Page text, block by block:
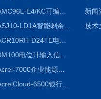
ACR10RH-D24TE电力仪表外置开口式互感器
BM100电位计输入信号隔离器
Acrel-7000企业能源管控平台
AcrelCloud-6500银行业安全用电能耗云平台
新闻
技术